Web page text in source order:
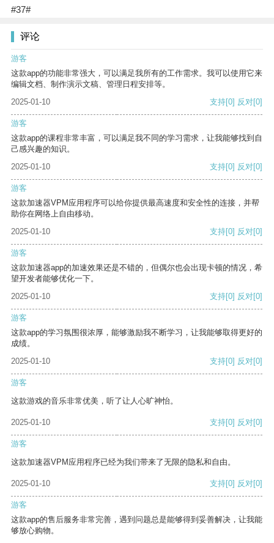
#37#
评论
游客
这款app的功能非常强大，可以满足我所有的工作需求。我可以使用它来
编辑文档、制作演示文稿、管理日程安排等。
2025-01-10
支持[0] 反对[0]
游客
这款app的课程非常丰富，可以满足我不同的学习需求，让我能够找到自
己感兴趣的知识。
2025-01-10
支持[0] 反对[0]
游客
这款加速器VPM应用程序可以给你提供最高速度和安全性的连接，并帮
助你在网络上自由移动。
2025-01-10
支持[0] 反对[0]
游客
这款加速器app的加速效果还是不错的，但偶尔也会出现卡顿的情况，希
望开发者能够优化一下。
2025-01-10
支持[0] 反对[0]
游客
这款app的学习氛围很浓厚，能够激励我不断学习，让我能够取得更好的
成绩。
2025-01-10
支持[0] 反对[0]
游客
这款游戏的音乐非常优美，听了让人心旷神怡。
2025-01-10 支持[0] 反对[0]
游客
这款加速器VPM应用程序已经为我们带来了无限的隐私和自由。
2025-01-10 支持[0] 反对[0]
游客
这款app的售后服务非常完善，遇到问题总是能够得到妥善解决，让我能
够放心购物。